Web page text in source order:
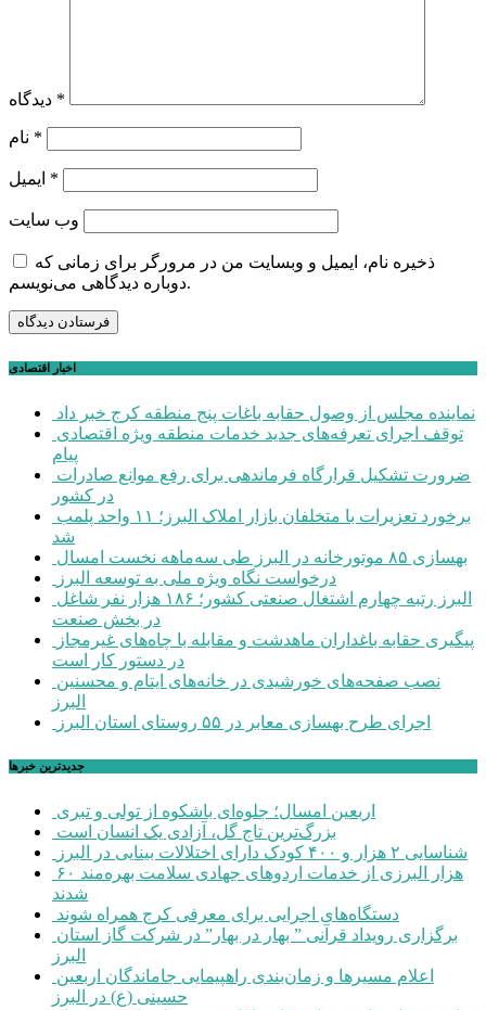
*
*
*
وب‌ سایت
ذخیره نام، ایمیل و وبسایت من در مرورگر برای زمانی که
دوباره دیدگاهی می‌نویسم.
اخبار اقتصادی
نماینده مجلس از وصول حقابه باغات پنج منطقه کرج خبر داد
پیام
در کشور
شد
بهسازی ۸۵ موتورخانه در البرز طی سه‌ماهه نخست امسال
درخواست نگاه ویژه ملی به توسعه البرز
در بخش صنعت
در دستور کار است
البرز
اجرای طرح بهسازی معابر در ۵۵ روستای استان البرز
جديدترين خبرها
اربعین امسال؛ جلوه‌ای باشکوه از تولی و تبری
بزرگ‌ترین تاج گل، آزادی یک انسان است
شناسایی ۲ هزار و ۴۰۰ کودک دارای اختلالات بینایی در البرز
۶۰ هزار البرزی از خدمات اردوهای جهادی سلامت بهره‌مند
شدند
دستگاه‌های اجرایی برای معرفی کرج همراه شوند
البرز
حسینی (ع) در البرز